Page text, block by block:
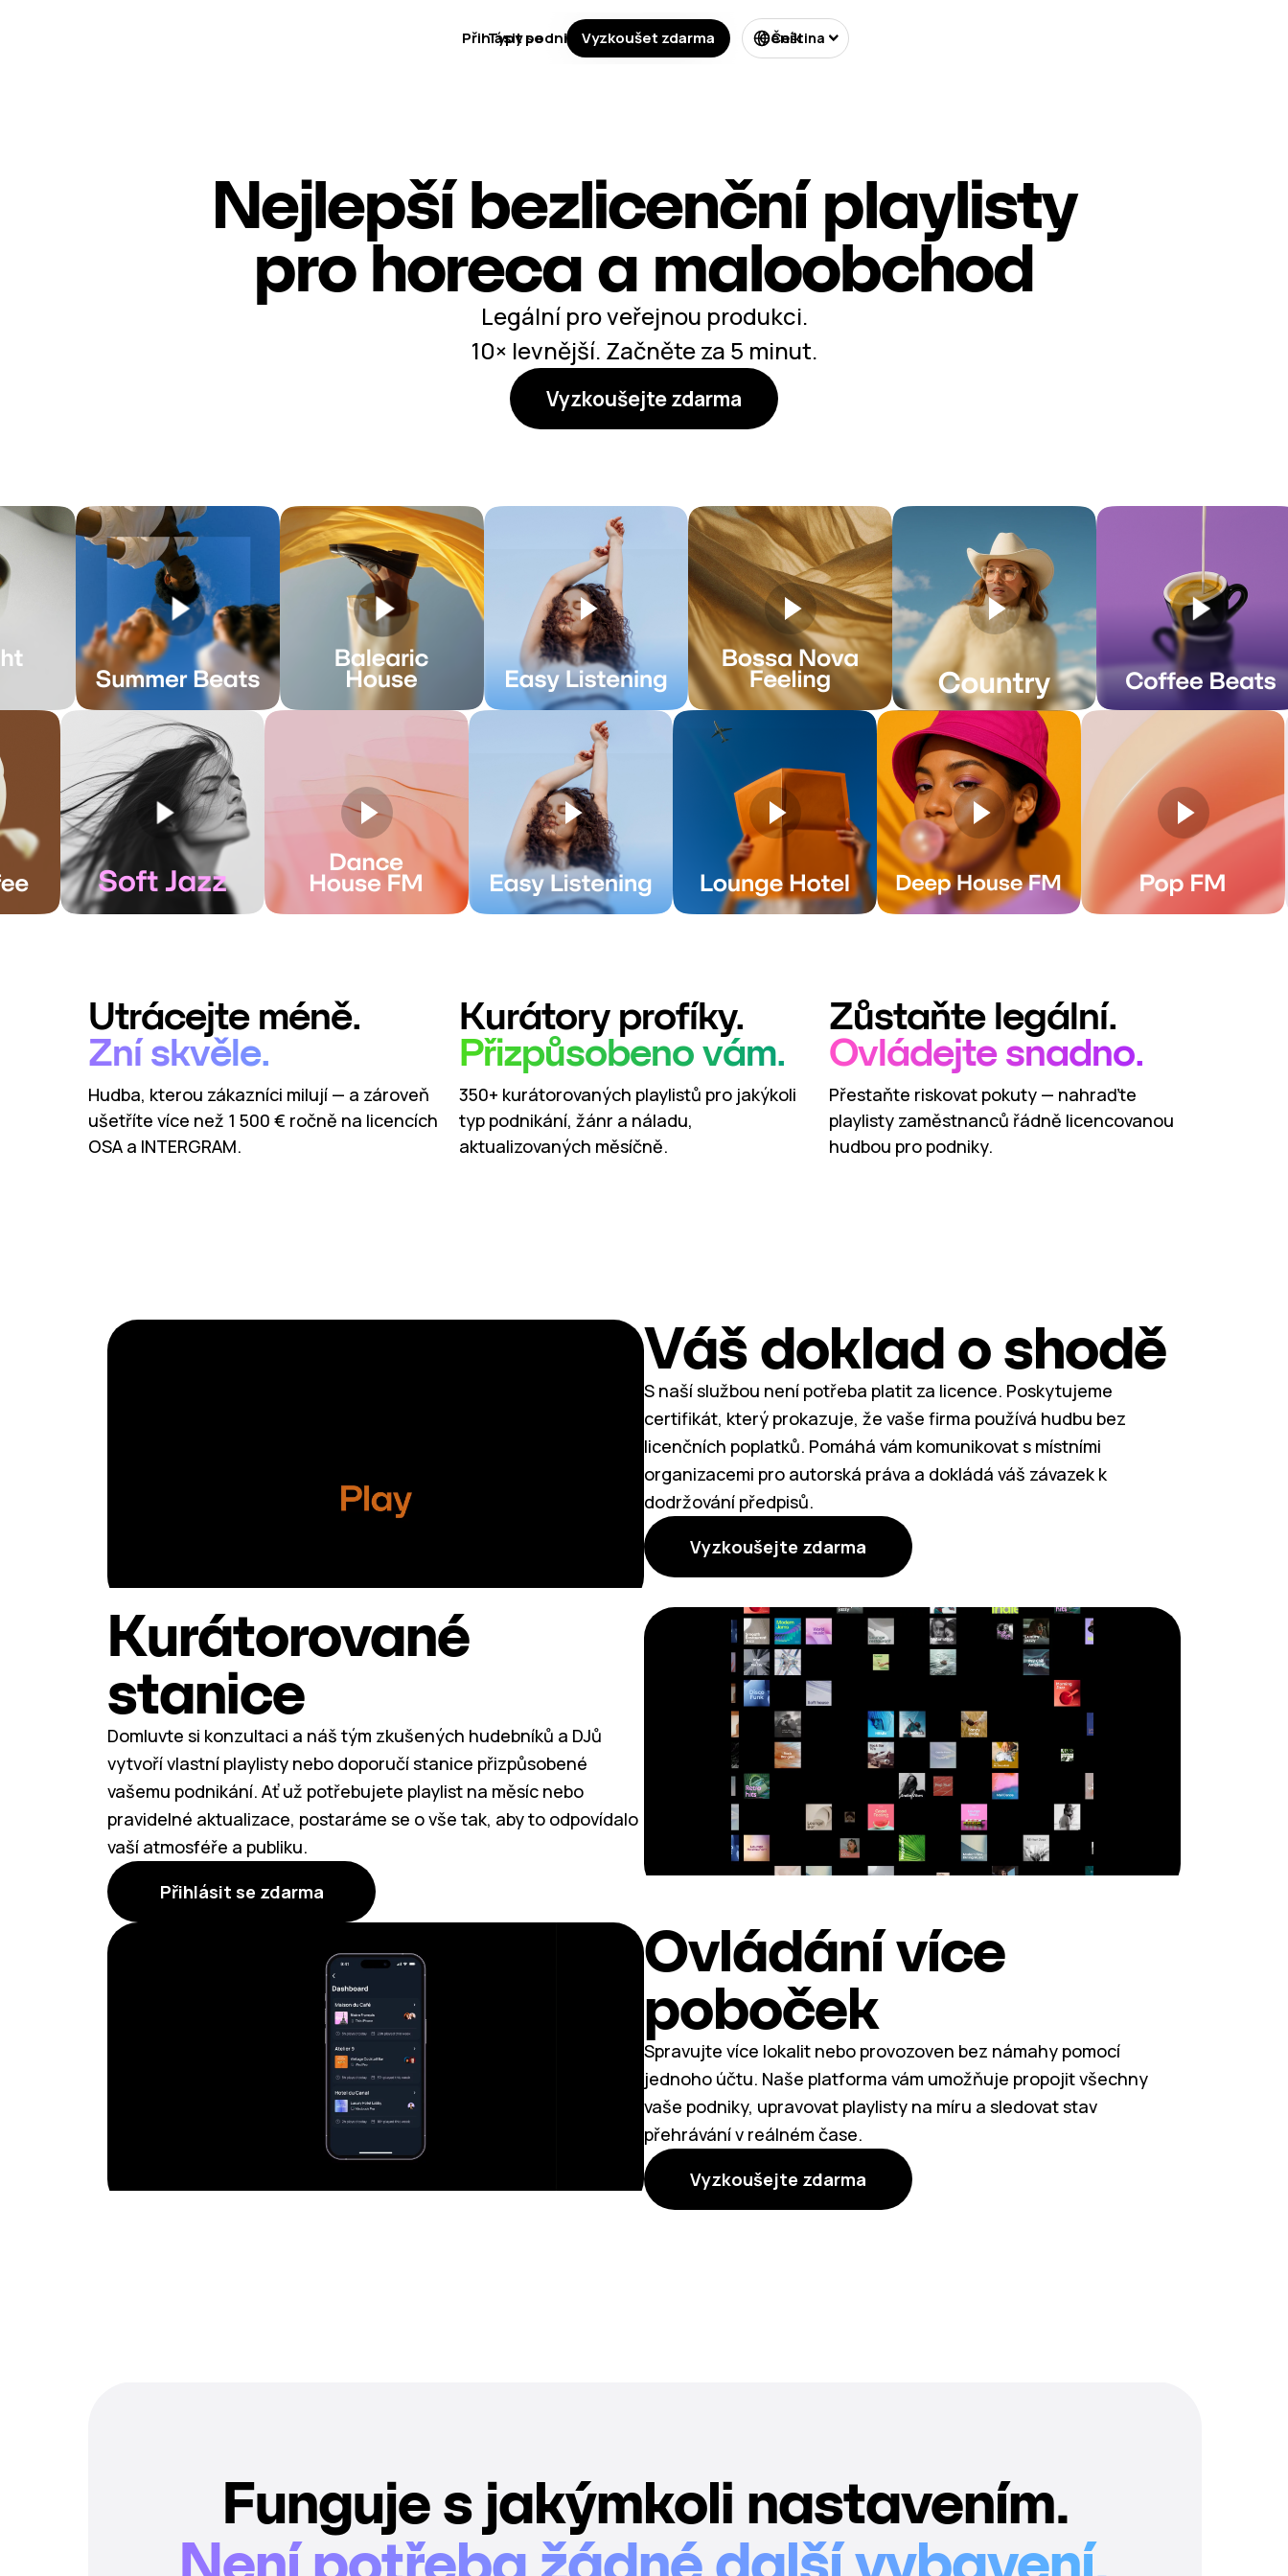
Nejlepší bezlicenční playlisty
pro horeca a maloobchod
Legální pro veřejnou produkci.
10× levnější. Začněte za 5 minut.
Vyzkoušejte zdarma
Utrácejte méně.
Zní skvěle.
Hudba, kterou zákazníci milují — a zároveň
ušetříte více než 1 500 € ročně na licencích
OSA a INTERGRAM.
Přizpůsobeno vám.
Kurátory profíky.
350+ kurátorovaných playlistů pro jakýkoli
typ podnikání, žánr a náladu,
aktualizovaných měsíčně.
Ovládejte snadno.
Zůstaňte legální.
Přestaňte riskovat pokuty — nahraďte
playlisty zaměstnanců řádně licencovanou
hudbou pro podniky.
Váš doklad o shodě
S naší službou není potřeba platit za licence. Poskytujeme
certifikát, který prokazuje, že vaše firma používá hudbu bez
licenčních poplatků. Pomáhá vám komunikovat s místními
organizacemi pro autorská práva a dokládá váš závazek k
dodržování předpisů.
Vyzkoušejte zdarma
Kurátorované
stanice
Domluvte si konzultaci a náš tým zkušených hudebníků a DJů
vytvoří vlastní playlisty nebo doporučí stanice přizpůsobené
vašemu podnikání. Ať už potřebujete playlist na měsíc nebo
pravidelné aktualizace, postaráme se o vše tak, aby to odpovídalo
vaší atmosféře a publiku.
Přihlásit se zdarma
Ovládání více
poboček
Spravujte více lokalit nebo provozoven bez námahy pomocí
jednoho účtu. Naše platforma vám umožňuje propojit všechny
vaše podniky, upravovat playlisty na míru a sledovat stav
přehrávání v reálném čase.
Vyzkoušejte zdarma
Funguje s jakýmkoli nastavením.
Typy podnikání Licencování Ceník
Přihlásit se Vyzkoušet zdarma Čeština